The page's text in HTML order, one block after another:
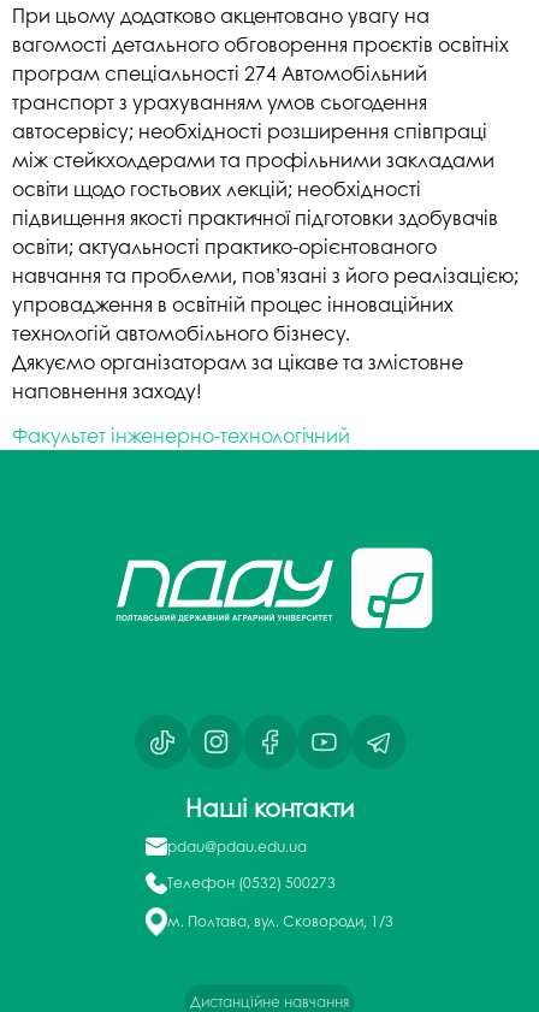
При цьому додатково акцентовано увагу на
вагомості детального обговорення проєктів освітніх
програм спеціальності 274 Автомобільний
транспорт з урахуванням умов сьогодення
автосервісу; необхідності розширення співпраці
між стейкхолдерами та профільними закладами
освіти щодо гостьових лекцій; необхідності
підвищення якості практичної підготовки здобувачів
освіти; актуальності практико-орієнтованого
навчання та проблеми, пов’язані з його реалізацією;
упровадження в освітній процес інноваційних
технологій автомобільного бізнесу.
Дякуємо організаторам за цікаве та змістовне
наповнення заходу!
Факультет інженерно-технологічний
Наші контакти
pdau@pdau.edu.ua
Телефон (0532) 500273
м. Полтава, вул. Сковороди, 1/3
Дистанційне навчання